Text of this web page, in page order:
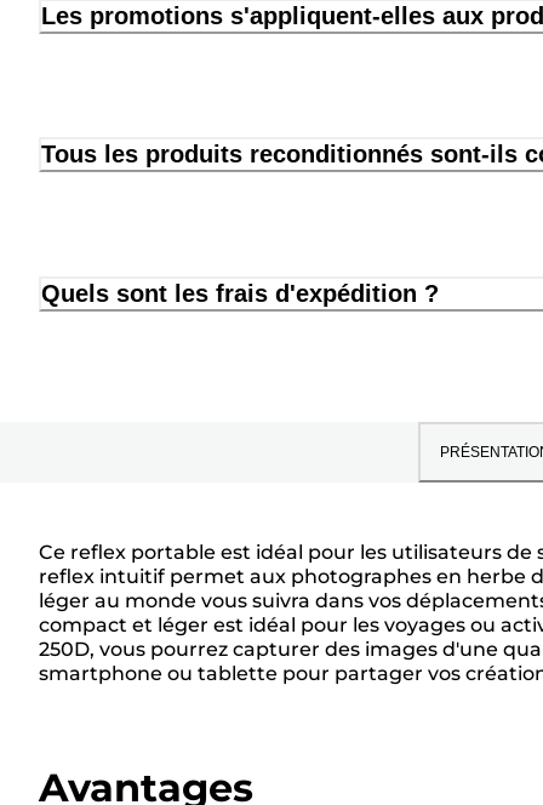
Les promotions s'appliquent-elles aux
Tous les produits reconditionnés sont-ils
Quels sont les frais d'expédition ?
Ce reflex portable est idéal pour les utilisateurs
reflex intuitif permet aux photographes en herbe
léger au monde vous suivra dans vos
compact et léger est idéal pour les voyages ou
250D, vous pourrez capturer des images d'une
smartphone ou tablette pour partager vos
Avantages